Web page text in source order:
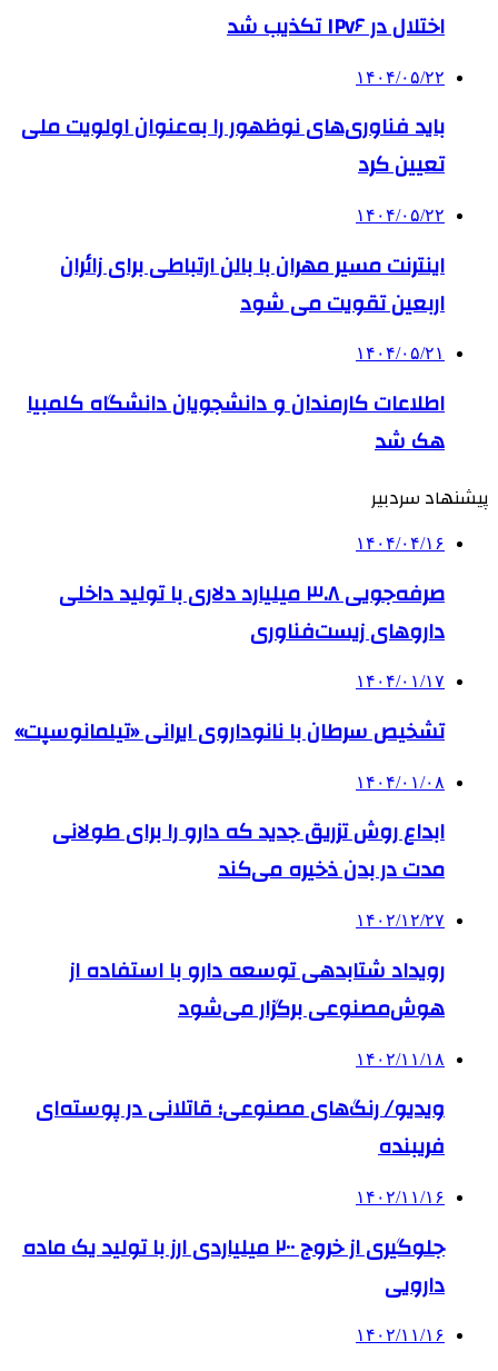
اختلال در IPv۶ تکذیب شد
۱۴۰۴/۰۵/۲۲
باید فناوری‌های نوظهور را به‌عنوان اولویت ملی
تعیین کرد
۱۴۰۴/۰۵/۲۲
اینترنت مسیر مهران با بالن ارتباطی برای زائران
اربعین تقویت می شود
۱۴۰۴/۰۵/۲۱
اطلاعات کارمندان و دانشجویان دانشگاه کلمبیا
هک شد
پیشنهاد سردبیر
۱۴۰۴/۰۴/۱۶
صرفه‌جویی ۳.۸ میلیارد دلاری با تولید داخلی
داروهای زیست‌فناوری
۱۴۰۴/۰۱/۱۷
تشخیص سرطان با نانوداروی ایرانی «تیلمانوسپت»
۱۴۰۴/۰۱/۰۸
ابداع روش تزریق جدید که دارو را برای طولانی
مدت در بدن ذخیره می‌کند
۱۴۰۲/۱۲/۲۷
رویداد شتابدهی توسعه دارو با استفاده از
هوش‌مصنوعی برگزار می‌شود
۱۴۰۲/۱۱/۱۸
ویدیو/ رنگ‌های مصنوعی؛ قاتلانی در پوسته‌ای
فریبنده
۱۴۰۲/۱۱/۱۶
جلوگیری از خروج ۲۰۰ میلیاردی ارز با تولید یک ماده
دارویی
۱۴۰۲/۱۱/۱۶